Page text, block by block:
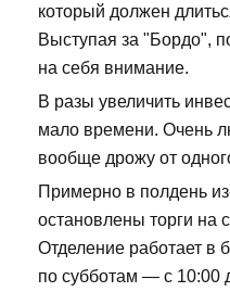
который должен
Выступая за "Бордо",
на себя внимание.
В разы увеличить
мало времени. Очень
вообще дрожу от
Примерно в полдень
остановлены торги на
Отделение работает в
по субботам — с 10:00